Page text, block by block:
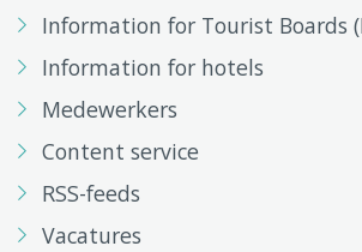
Information for Tourist Boards
Information for hotels
Medewerkers
Content service
RSS-feeds
Vacatures